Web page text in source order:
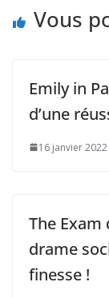
Vous
Emily in
d’une
16 janvier 2022
The Exam
drame
finesse !